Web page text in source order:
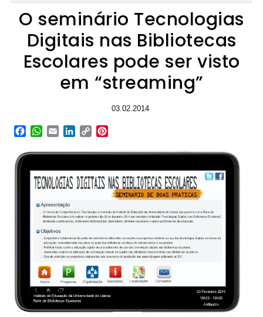
O seminário Tecnologias
Digitais nas Bibliotecas
Escolares pode ser visto
em “streaming”
03.02.2014
Facebook
WhatsApp
EmailLinkedIn
Copy